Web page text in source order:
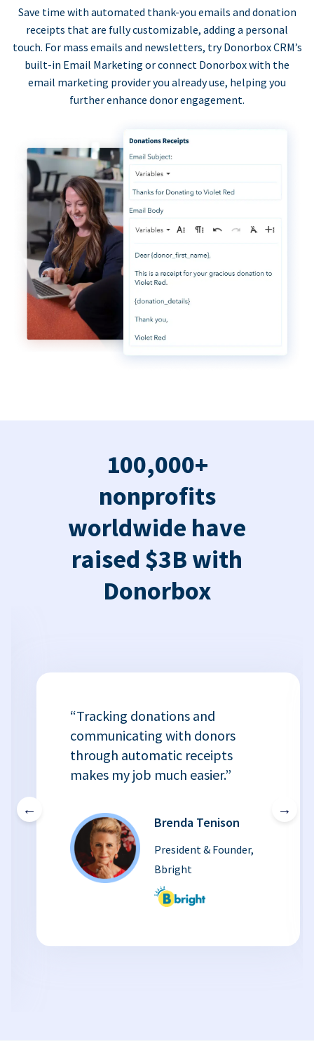
Save time with automated thank-you emails and donation
receipts that are fully customizable, adding a personal
touch. For mass emails and newsletters, try Donorbox CRM’s
built-in Email Marketing or connect Donorbox with the
email marketing provider you already use, helping you
further enhance donor engagement.
100,000+
nonprofits
worldwide have
raised $3B with
Donorbox
←
“Tracking donations and
communicating with donors
through automatic receipts
makes my job much easier.”
Brenda Tenison
President & Founder,
Bbright
→